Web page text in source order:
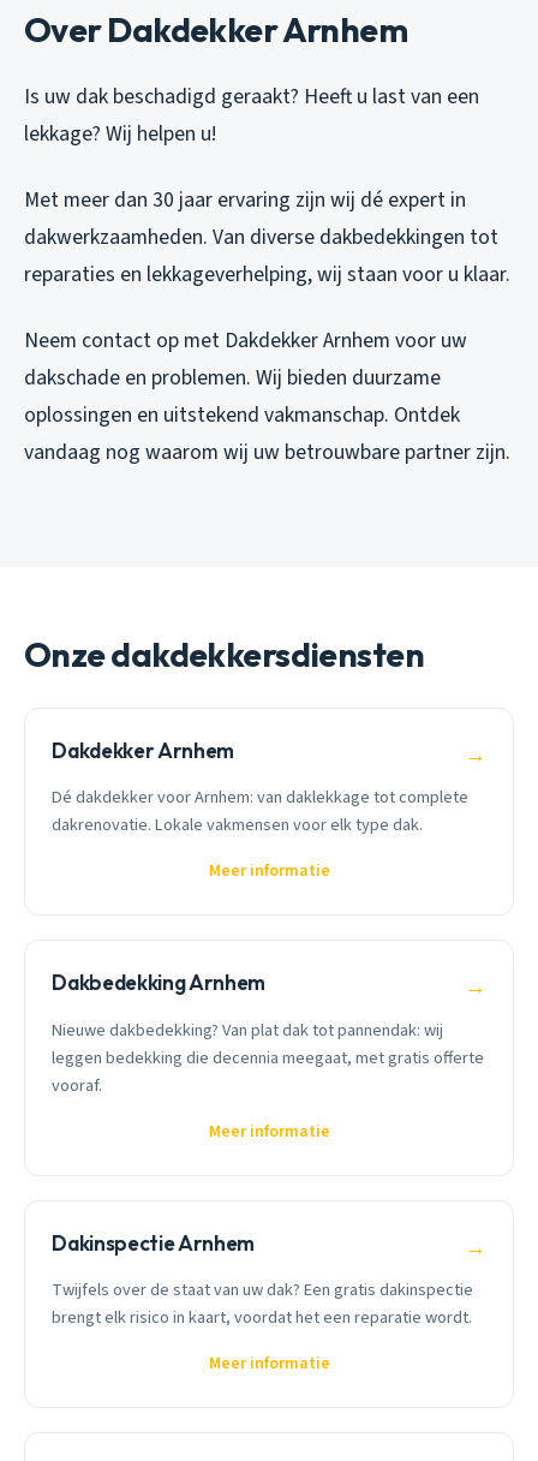
Over Dakdekker Arnhem
Is uw dak beschadigd geraakt? Heeft u last van een
lekkage? Wij helpen u!
Met meer dan 30 jaar ervaring zijn wij dé expert in
dakwerkzaamheden. Van diverse dakbedekkingen tot
reparaties en lekkageverhelping, wij staan voor u klaar.
Neem contact op met Dakdekker Arnhem voor uw
dakschade en problemen. Wij bieden duurzame
oplossingen en uitstekend vakmanschap. Ontdek
vandaag nog waarom wij uw betrouwbare partner zijn.
Onze dakdekkersdiensten
Dakdekker Arnhem →
Dé dakdekker voor Arnhem: van daklekkage tot complete
dakrenovatie. Lokale vakmensen voor elk type dak.
Meer informatie
Dakbedekking Arnhem →
Nieuwe dakbedekking? Van plat dak tot pannendak: wij
leggen bedekking die decennia meegaat, met gratis offerte
vooraf.
Meer informatie
Dakinspectie Arnhem →
Twijfels over de staat van uw dak? Een gratis dakinspectie
brengt elk risico in kaart, voordat het een reparatie wordt.
Meer informatie